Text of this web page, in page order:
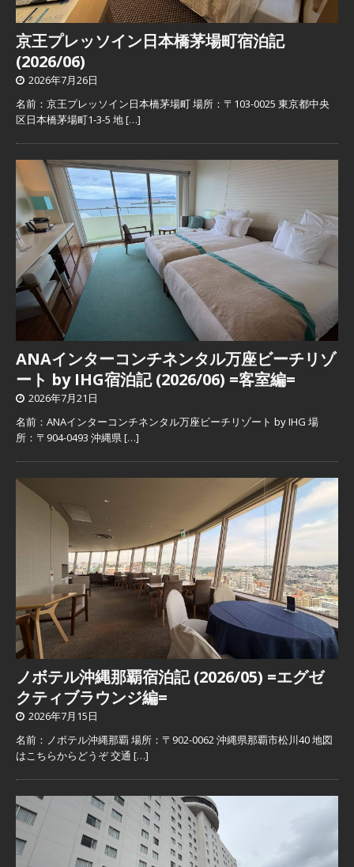
京王プレッソイン日本橋茅場町宿泊記
(2026/06)
2026年7月26日
名前：京王プレッソイン日本橋茅場町 場所：〒103-0025 東京都中央
区日本橋茅場町1-3-5 地[…]
ANAインターコンチネンタル万座ビーチリゾ
ート by IHG宿泊記 (2026/06) =客室編=
2026年7月21日
名前：ANAインターコンチネンタル万座ビーチリゾート by IHG 場
所：〒904-0493 沖縄県[…]
ノボテル沖縄那覇宿泊記 (2026/05) =エグゼ
クティブラウンジ編=
2026年7月15日
名前：ノボテル沖縄那覇 場所：〒902-0062 沖縄県那覇市松川40 地図
はこちらからどうぞ 交通 […]